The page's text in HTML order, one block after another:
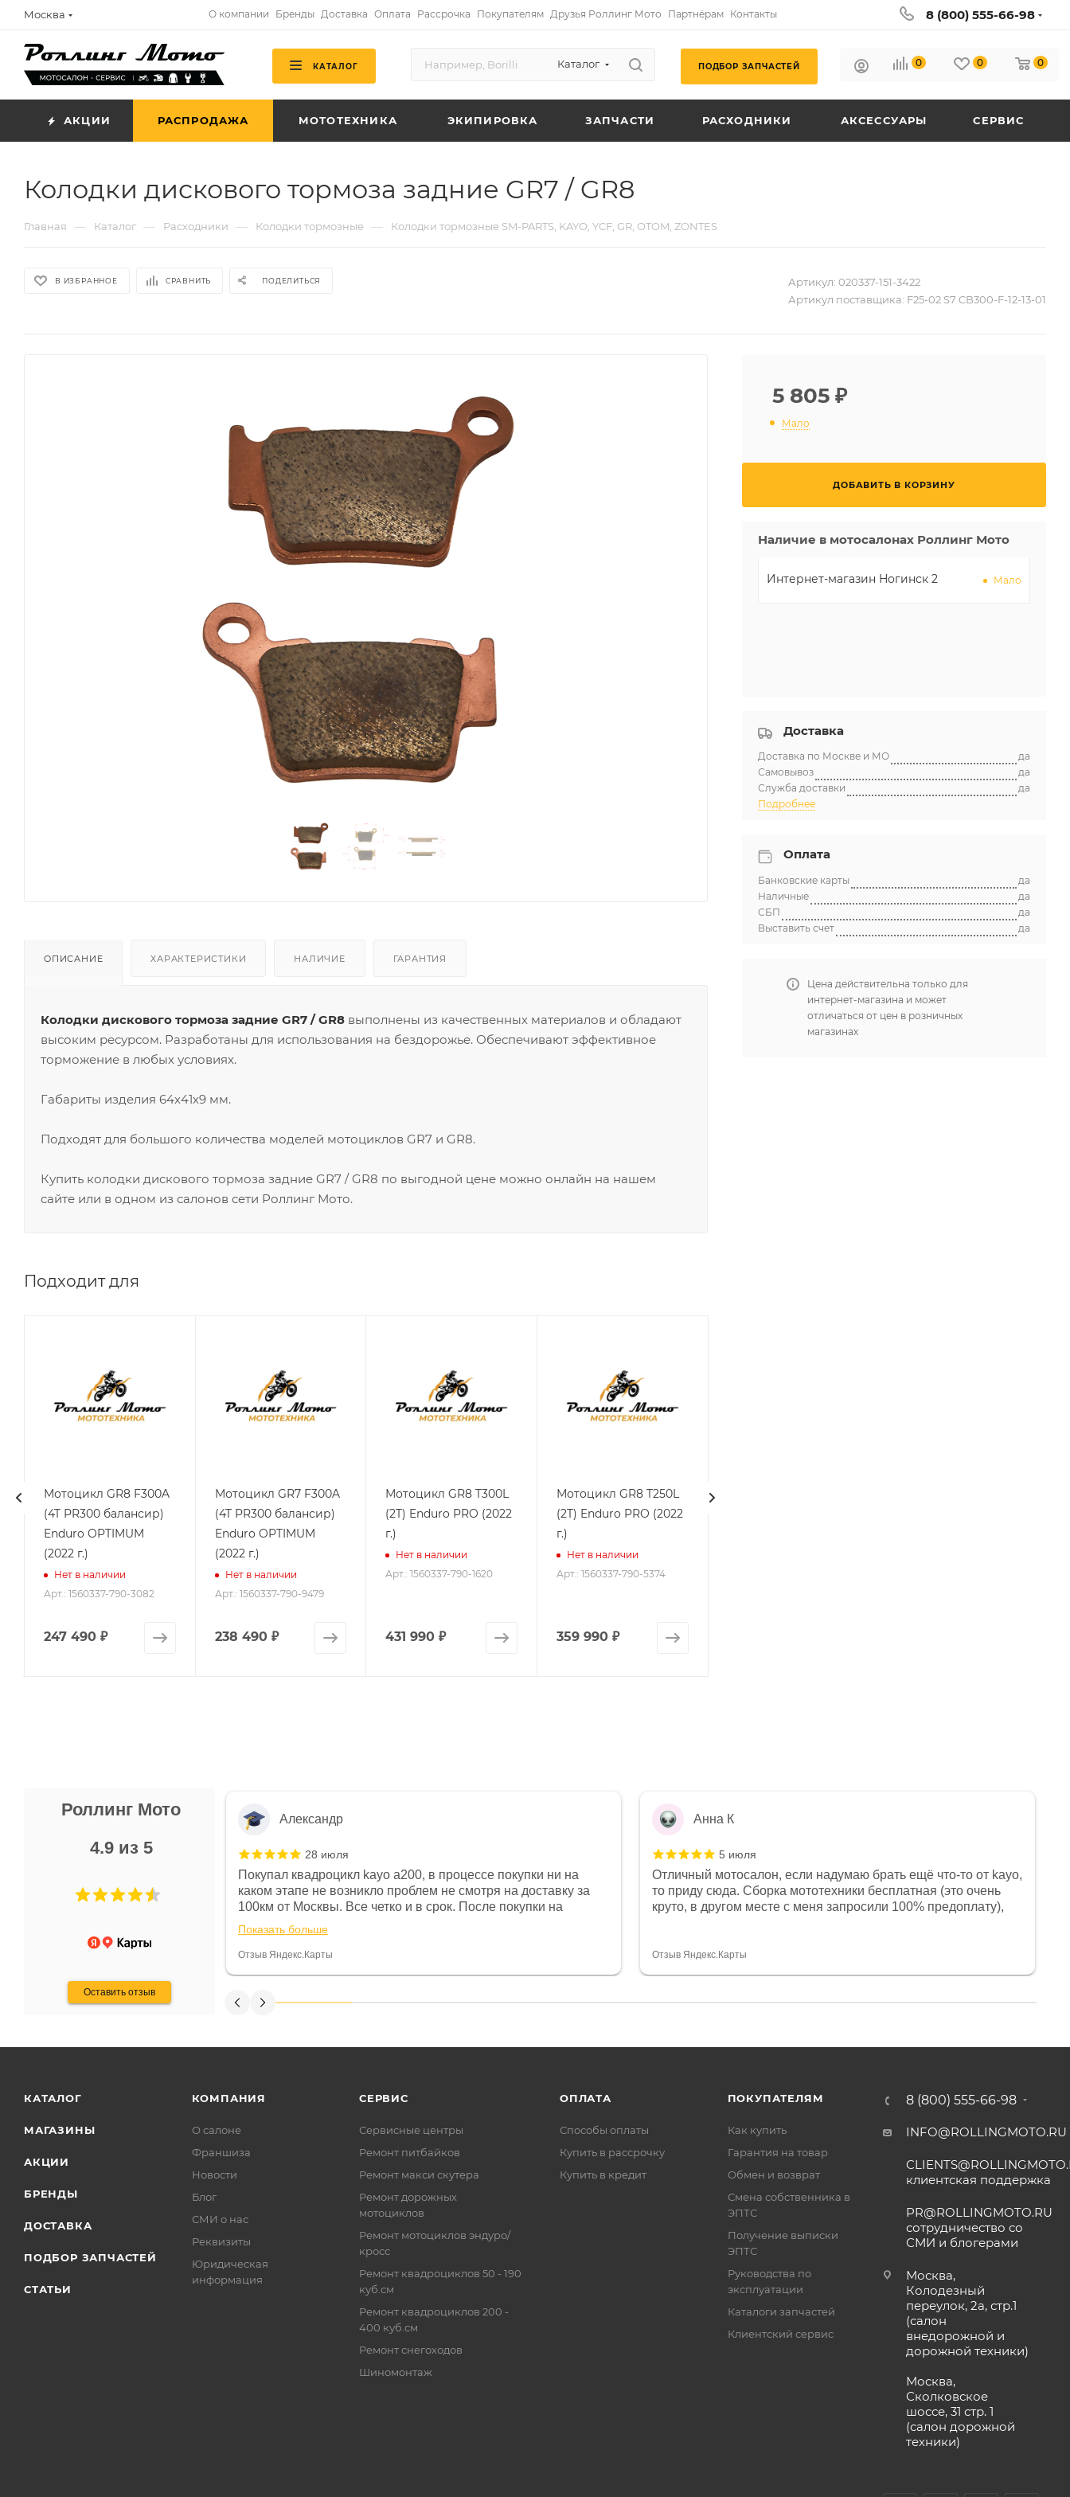
Москва О компании Бренды Доставка Оплата Рассрочка Покупателям Друзья Роллинг Мото Партнёрам Контакты 8 (800) 555-66-98
КАТАЛОГ Каталог ПОДБОР ЗАПЧАСТЕЙ 0 0 0
АКЦИИ РАСПРОДАЖА МОТОТЕХНИКА ЭКИПИРОВКА ЗАПЧАСТИ РАСХОДНИКИ АКСЕССУАРЫ СЕРВИС
Колодки дискового тормоза задние GR7 / GR8
Главная — Каталог — Расходники — Колодки тормозные — Колодки тормозные SM-PARTS, KAYO, YCF, GR, OTOM, ZONTES
В ИЗБРАННОЕ СРАВНИТЬ ПОДЕЛИТЬСЯ Артикул: 020337-151-3422
Артикул поставщика: F25-02 S7 CB300-F-12-13-01
ОПИСАНИЕ ХАРАКТЕРИСТИКИ НАЛИЧИЕ ГАРАНТИЯ
Колодки дискового тормоза задние GR7 / GR8 выполнены из качественных материалов и обладают
высоким ресурсом. Разработаны для использования на бездорожье. Обеспечивают эффективное
торможение в любых условиях.
Габариты изделия 64х41х9 мм.
Подходят для большого количества моделей мотоциклов GR7 и GR8.
Купить колодки дискового тормоза задние GR7 / GR8 по выгодной цене можно онлайн на нашем
сайте или в одном из салонов сети Роллинг Мото.
Подходит для
Мотоцикл GR8 F300A
(4T PR300 балансир)
Enduro OPTIMUM
(2022 г.)
Нет в наличии
Арт.: 1560337-790-3082
247 490₽
Мотоцикл GR7 F300A
(4T PR300 балансир)
Enduro OPTIMUM
(2022 г.)
Нет в наличии
Арт.: 1560337-790-9479
238 490₽
Мотоцикл GR8 T300L
(2T) Enduro PRO (2022
г.)
Нет в наличии
Арт.: 1560337-790-1620
431 990 ₽
Мотоцикл GR8 T250L
(2T) Enduro PRO (2022
г.)
Нет в наличии
Арт.: 1560337-790-5374
359 990 ₽
5 805 ₽
Мало
ДОБАВИТЬ В КОРЗИНУ
Наличие в мотосалонах Роллинг Мото
Интернет-магазин Ногинск 2 Мало
Доставка
Доставка по Москве и МО
да
Самовывоз
да
Служба доставки
да
Подробнее
Оплата
Банковские карты
да
Наличные
да
СБП
да
Выставить счет
да
Цена действительна только для
интернет-магазина и может
отличаться от цен в розничных
магазинах
Роллинг Мото
4.9 из 5
Оставить отзыв
Не понравились условия
и дают только на год)
Александр
28 июля
Покупал квадроцикл kayo a200, в процессе покупки ни на
каком этапе не возникло проблем не смотря на доставку за
100км от Москвы. Все четко и в срок. После покупки на
спидометре всегда был 0, при этом представители магазина
постоянно были на связи и в итоге проблема была решена.
Считаю, что это говорит о небезразличии к клиенту после
Показать больше
Отзыв Яндекс.Карты
Анна К
5 июля
Отличный мотосалон, если надумаю брать ещё что-то от kayo,
то приду сюда. Сборка мототехники бесплатная (это очень
круто, в другом месте с меня запросили 100% предоплату),
спасибо отдельное, всегда на связи, очень детально всё
Отзыв Яндекс.Карты
КАТАЛОГ
МАГАЗИНЫ
АКЦИИ
БРЕНДЫ
ДОСТАВКА
ПОДБОР ЗАПЧАСТЕЙ
СТАТЬИ
КОМПАНИЯ
О салоне
Франшиза
Новости
Блог
СМИ о нас
Реквизиты
Юридическая
информация
СЕРВИС
Сервисные центры
Ремонт питбайков
Ремонт макси скутера
Ремонт дорожных
мотоциклов
Ремонт мотоциклов эндуро/
кросс
Ремонт квадроциклов 50 - 190
куб.см
Ремонт квадроциклов 200 -
400 куб.см
Ремонт снегоходов
Шиномонтаж
ОПЛАТА
Способы оплаты
Купить в рассрочку
Купить в кредит
ПОКУПАТЕЛЯМ
Как купить
Гарантия на товар
Обмен и возврат
Смена собственника в
ЭПТС
Получение выписки
ЭПТС
Руководства по
эксплуатации
Каталоги запчастей
Клиентский сервис
8 (800) 555-66-98
INFO@ROLLINGMOTO.RU
клиентская поддержка
PR@ROLLINGMOTO.RU
сотрудничество со
СМИ и блогерами
Москва,
Колодезный
переулок, 2а, стр.1
(салон
внедорожной и
дорожной техники)
Москва,
Сколковское
шоссе, 31 стр. 1
(салон дорожной
техники)